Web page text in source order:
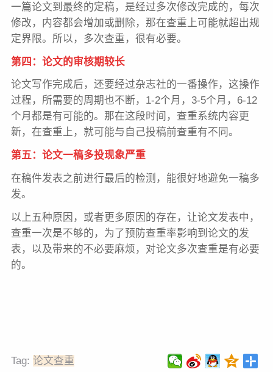
一篇论文到最终的定稿，是经过多次修改完成的，每次
修改，内容都会增加或删除，那在查重上可能就超出规
定界限。所以，多次查重，很有必要。
第四：论文的审核期较长
论文写作完成后，还要经过杂志社的一番操作，这操作
过程，所需要的周期也不断，1-2个月，3-5个月，6-12
个月都是有可能的。那在这段时间，查重系统内容更
新，在查重上，就可能与自己投稿前查重有不同。
第五：论文一稿多投现象严重
在稿件发表之前进行最后的检测，能很好地避免一稿多
发。
以上五种原因，或者更多原因的存在，让论文发表中，
查重一次是不够的，为了预防查重率影响到论文的发
表，以及带来的不必要麻烦，对论文多次查重是有必要
的。
Tag: 论文查重